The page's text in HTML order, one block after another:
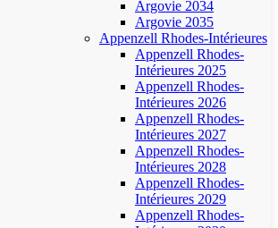
Argovie 2034
Argovie 2035
Appenzell Rhodes-Intérieures
Appenzell Rhodes-
Intérieures 2025
Appenzell Rhodes-
Intérieures 2026
Appenzell Rhodes-
Intérieures 2027
Appenzell Rhodes-
Intérieures 2028
Appenzell Rhodes-
Intérieures 2029
Appenzell Rhodes-